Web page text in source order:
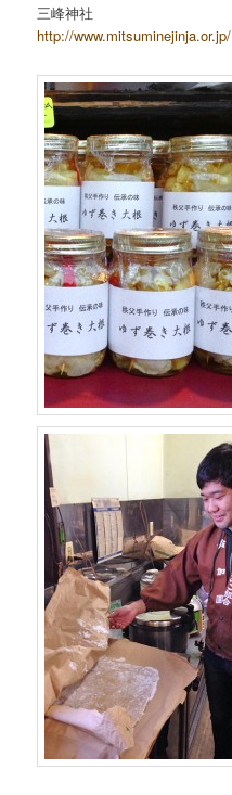
三峰神社
http://www.mitsuminejinja.or.jp/